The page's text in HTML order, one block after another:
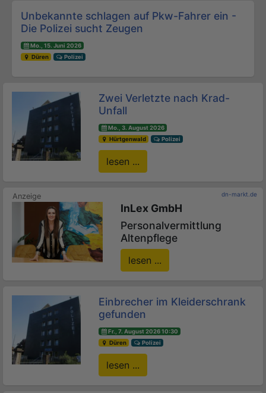
Unbekannte schlagen auf Pkw-Fahrer ein -
Die Polizei sucht Zeugen
Mo., 15. Juni 2026
Düren
Polizei
Zwei Verletzte nach Krad-
Unfall
Mo., 3. August 2026
Hürtgenwald
Polizei
lesen ...
dn-markt.de
InLex GmbH
Personalvermittlung
Altenpflege
lesen ...
Einbrecher im Kleiderschrank
gefunden
Fr., 7. August 2026 10:30
Düren
Polizei
lesen ...